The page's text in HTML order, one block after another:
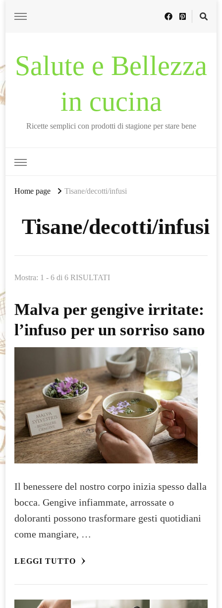
Salute e Bellezza
in cucina
Ricette semplici con prodotti di stagione per stare bene
Home page Tisane/decotti/infusi
Tisane/decotti/infusi
Mostra: 1 - 6 di 6 RISULTATI
Malva per gengive irritate:
l’infuso per un sorriso sano
Il benessere del nostro corpo inizia spesso dalla
bocca. Gengive infiammate, arrossate o
doloranti possono trasformare gesti quotidiani
come mangiare, …
LEGGI TUTTO